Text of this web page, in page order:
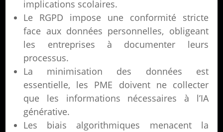
implications scolaires.
Le RGPD impose une conformité stricte
face aux données personnelles, obligeant
les entreprises à documenter leurs
processus.
La minimisation des données est
essentielle, les PME doivent ne collecter
que les informations nécessaires à l’IA
générative.
Les biais algorithmiques menacent la